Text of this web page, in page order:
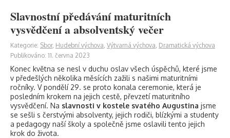
Slavnostní předávání maturitních
vysvědčení a absolventský večer
Kategorie: Sbor, Hudební výchova, Výtvarná výchova, Dramatická výchova
Publikováno: 11. června 2023
Konec května se nesl v duchu oslav všech úspěchů, které jsme
v předešlých několika měsících zažili s našimi maturitními
ročníky. V pondělí 29. se proto konala ceremonie, která je
posledním krokem na jejich cestě, převzetí maturitního
vysvědčení. Na slavnosti v kostele svatého Augustina jsme
se sešli s čerstvými absolventy, jejich rodiči, blízkými a studenty
a pedagogy naší školy a společně jsme oslavili tento jejich
krok do života.